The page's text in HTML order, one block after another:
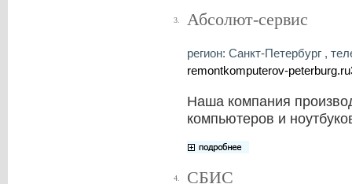
3. Абсолют-сервис
регион: Санкт-Петербург ,
remontkomputerov-
Наша компания
компьютеров и
4. СБИС